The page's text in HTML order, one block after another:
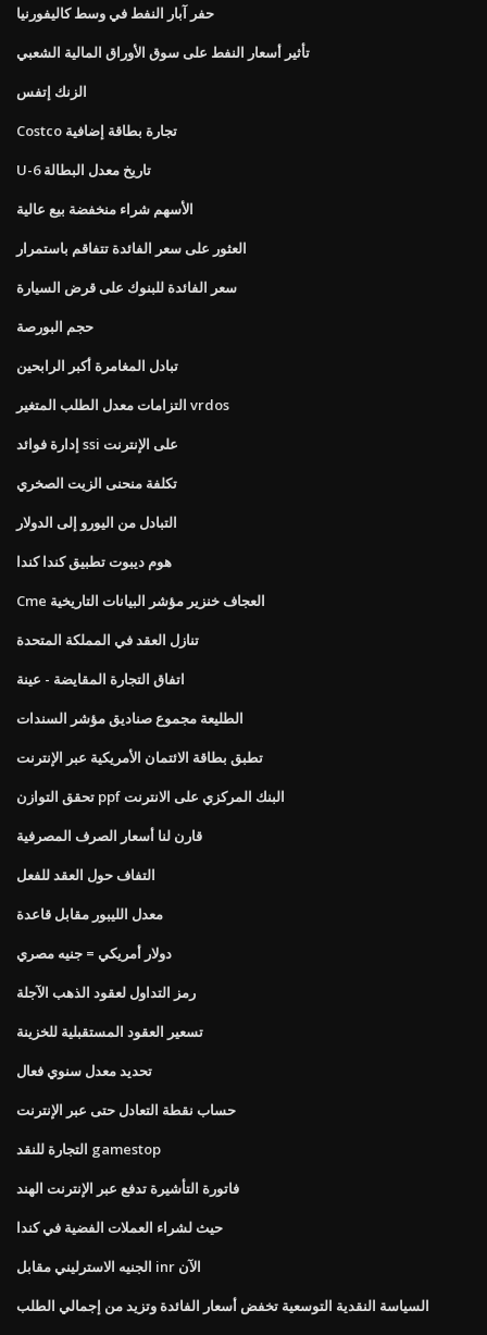
حفر آبار النفط في وسط كاليفورنيا
تأثير أسعار النفط على سوق الأوراق المالية الشعبي
الزنك إتفس
Costco تجارة بطاقة إضافية
U-6 تاريخ معدل البطالة
الأسهم شراء منخفضة بيع عالية
العثور على سعر الفائدة تتفاقم باستمرار
سعر الفائدة للبنوك على قرض السيارة
حجم البورصة
تبادل المغامرة أكبر الرابحين
التزامات معدل الطلب المتغير vrdos
إدارة فوائد ssi على الإنترنت
تكلفة منحنى الزيت الصخري
التبادل من اليورو إلى الدولار
هوم ديبوت تطبيق كندا كندا
Cme العجاف خنزير مؤشر البيانات التاريخية
تنازل العقد في المملكة المتحدة
اتفاق التجارة المقايضة - عينة
الطليعة مجموع صناديق مؤشر السندات
تطبق بطاقة الائتمان الأمريكية عبر الإنترنت
تحقق التوازن ppf البنك المركزي على الانترنت
قارن لنا أسعار الصرف المصرفية
التفاف حول العقد للفعل
معدل الليبور مقابل قاعدة
دولار أمريكي = جنيه مصري
رمز التداول لعقود الذهب الآجلة
تسعير العقود المستقبلية للخزينة
تحديد معدل سنوي فعال
حساب نقطة التعادل حتى عبر الإنترنت
التجارة للنقد gamestop
فاتورة التأشيرة تدفع عبر الإنترنت الهند
حيث لشراء العملات الفضية في كندا
الجنيه الاسترليني مقابل inr الآن
السياسة النقدية التوسعية تخفض أسعار الفائدة وتزيد من إجمالي الطلب